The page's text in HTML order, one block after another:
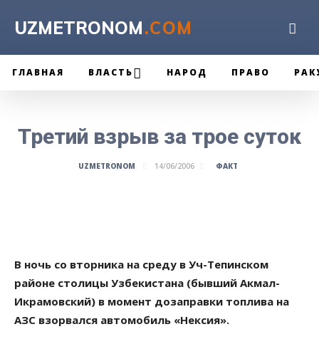
UZMETRONOM.COM
ГЛАВНАЯ ВЛАСТЬ НАРОД ПРАВО
Третий взрыв за трое суток
UZMETRONOM 14/06/2006 ФАКТ
В ночь со вторника на среду в Уч-Тепинском
районе столицы Узбекистана (бывший Акмал-
Икрамовский) в момент дозаправки топлива на
АЗС взорвался автомобиль «Нексия».